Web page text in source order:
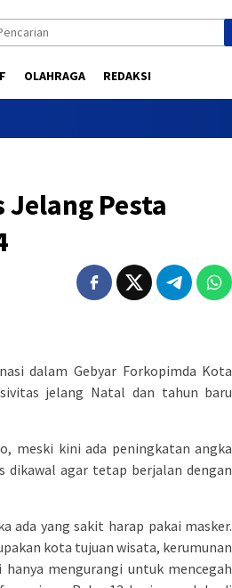
OLAHRAGA REDAKSI
Pesta
dalam Gebyar Forkopimda Kota
jelang Natal dan tahun baru
meski kini ada peningkatan angka
dikawal agar tetap berjalan dengan
ada yang sakit harap pakai masker.
kota tujuan wisata, kerumunan
mengurangi untuk mencegah